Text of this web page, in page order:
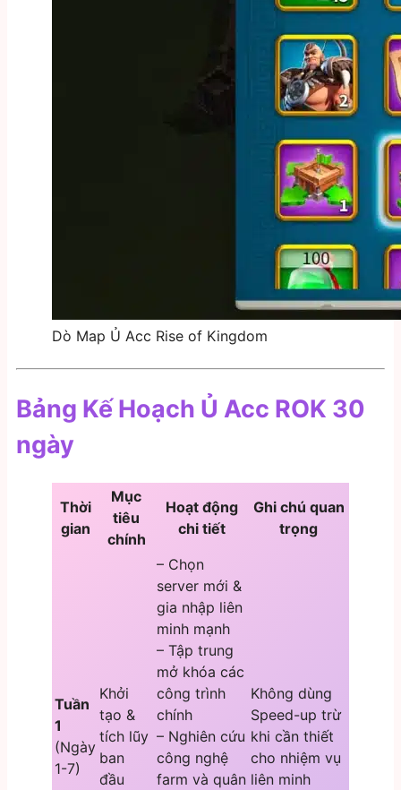
Dò Map Ủ Acc Rise of Kingdom
Bảng Kế Hoạch Ủ Acc ROK 30
ngày
Thời
gian
Mục
tiêu
chính
Hoạt động
chi tiết
Ghi chú quan
trọng
Tuần
1
(Ngày
1-7)
Khởi
tạo &
tích lũy
ban
đầu
– Chọn
server mới &
gia nhập liên
minh mạnh
– Tập trung
mở khóa các
công trình
chính
– Nghiên cứu
công nghệ
farm và quân
Không dùng
Speed-up trừ
khi cần thiết
cho nhiệm vụ
liên minh